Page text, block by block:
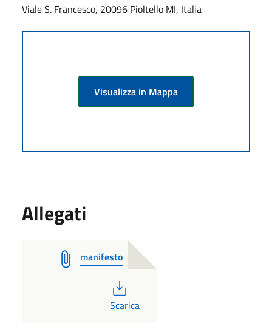
Viale S. Francesco, 20096 Pioltello MI, Italia
Visualizza in Mappa
Allegati
manifesto
PDF
Scarica